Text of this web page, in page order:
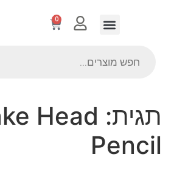
0
תגית: Head
Pencil